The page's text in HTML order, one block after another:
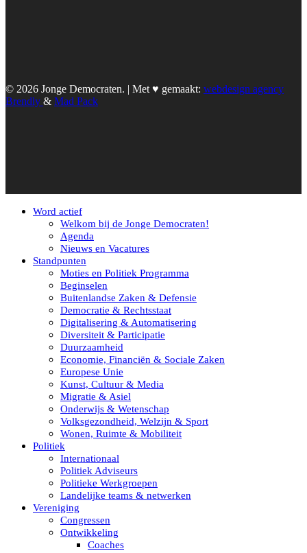
© 2026 Jonge Democraten. | Met ♥︎ gemaakt: webdesign agency
Brendly & Mad Pack
Word actief
Welkom bij de Jonge Democraten!
Agenda
Nieuws en Vacatures
Standpunten
Moties en Politiek Programma
Beginselen
Buitenlandse Zaken & Defensie
Democratie & Rechtsstaat
Digitalisering & Automatisering
Diversiteit & Participatie
Duurzaamheid
Economie, Financiën & Sociale Zaken
Europese Unie
Kunst, Cultuur & Media
Migratie & Asiel
Onderwijs & Wetenschap
Volksgezondheid, Welzijn & Sport
Wonen, Ruimte & Mobiliteit
Politiek
Internationaal
Politiek Adviseurs
Politieke Werkgroepen
Landelijke teams & netwerken
Vereniging
Congressen
Ontwikkeling
Coaches